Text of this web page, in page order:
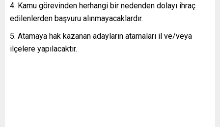
Kamu görevinden herhangi bir nedenden dolayı ihraç
edilenlerden başvuru alınmayacaklardır.
Atamaya hak kazanan adayların atamaları il ve/veya
ilçelere yapılacaktır.